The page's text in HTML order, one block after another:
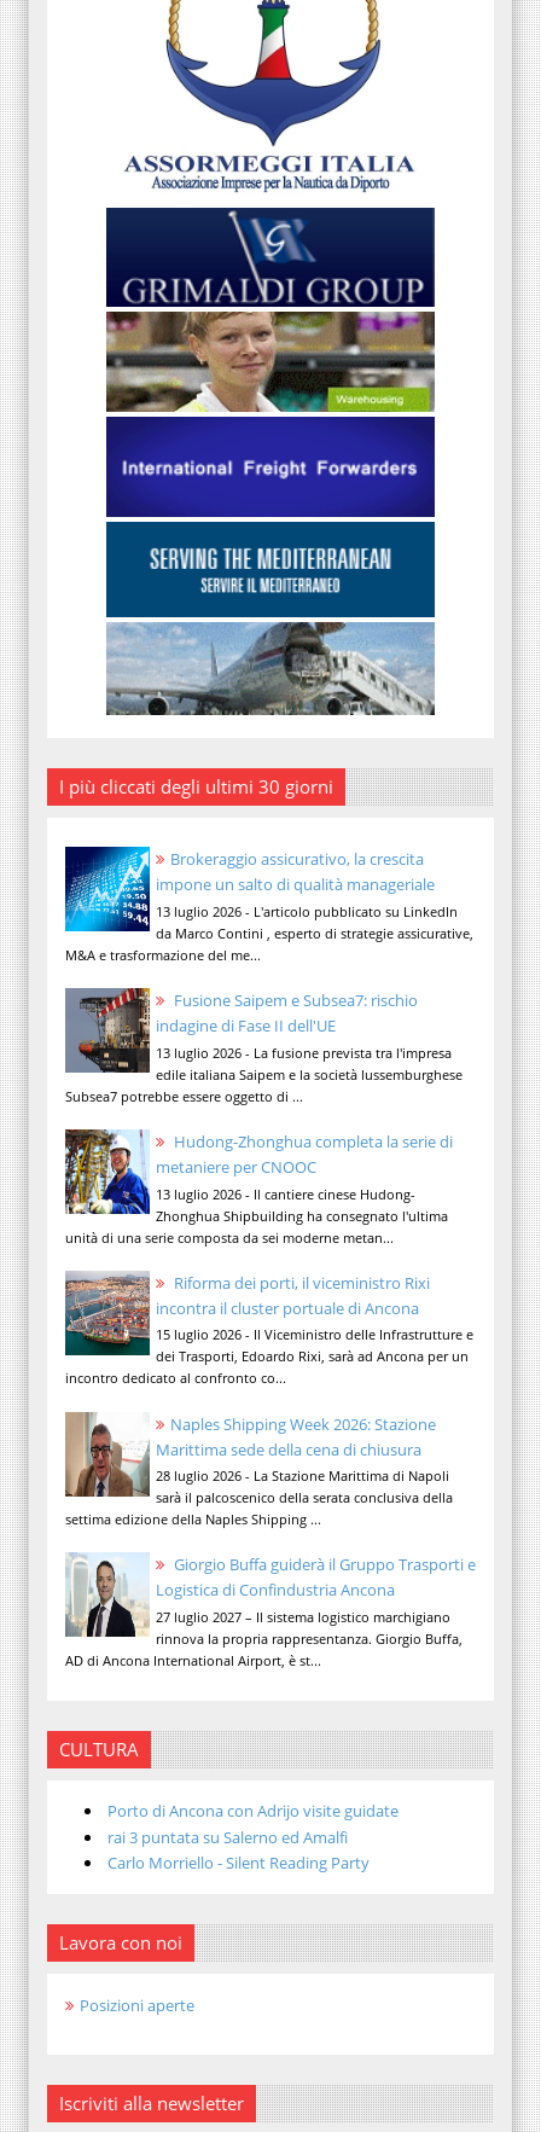
I più cliccati degli ultimi 30 giorni
Brokeraggio assicurativo, la crescita
impone un salto di qualità manageriale
13 luglio 2026 - L'articolo pubblicato su LinkedIn
da Marco Contini , esperto di strategie assicurative,
M&A e trasformazione del me...
Fusione Saipem e Subsea7: rischio
indagine di Fase II dell'UE
13 luglio 2026 - La fusione prevista tra l'impresa
edile italiana Saipem e la società lussemburghese
Subsea7 potrebbe essere oggetto di ...
Hudong-Zhonghua completa la serie di
metaniere per CNOOC
13 luglio 2026 - Il cantiere cinese Hudong-
Zhonghua Shipbuilding ha consegnato l'ultima
unità di una serie composta da sei moderne metan...
Riforma dei porti, il viceministro Rixi
incontra il cluster portuale di Ancona
15 luglio 2026 - Il Viceministro delle Infrastrutture e
dei Trasporti, Edoardo Rixi, sarà ad Ancona per un
incontro dedicato al confronto co...
Naples Shipping Week 2026: Stazione
Marittima sede della cena di chiusura
28 luglio 2026 - La Stazione Marittima di Napoli
sarà il palcoscenico della serata conclusiva della
settima edizione della Naples Shipping ...
Giorgio Buffa guiderà il Gruppo Trasporti e
Logistica di Confindustria Ancona
27 luglio 2027 – Il sistema logistico marchigiano
rinnova la propria rappresentanza. Giorgio Buffa,
AD di Ancona International Airport, è st...
CULTURA
Porto di Ancona con Adrijo visite guidate
rai 3 puntata su Salerno ed Amalfi
Carlo Morriello - Silent Reading Party
Lavora con noi
Posizioni aperte
Iscriviti alla newsletter